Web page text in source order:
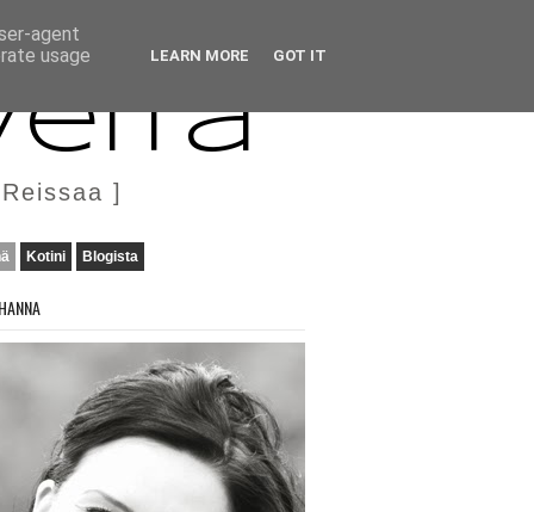
]
Kotini Blogista
agent
usage
LEARN MORE GOT IT